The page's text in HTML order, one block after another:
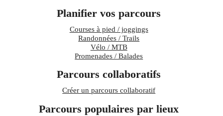
Planifier vos parcours
Courses à pied / joggings
Randonnées / Trails
Vélo / MTB
Promenades / Balades
Parcours collaboratifs
Créer un parcours collaboratif
Parcours populaires par lieux